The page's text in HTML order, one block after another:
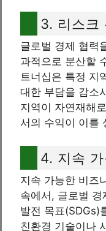
3. 리스크
글로벌 경제 협력
과적으로 분산할
트너십은 특정 지
대한 부담을 감소
지역이 자연재해
서의 수익이 이를
4. 지속
지속 가능한 비즈
속에서, 글로벌
발전 목표(SDGs)
친환경 기술이나